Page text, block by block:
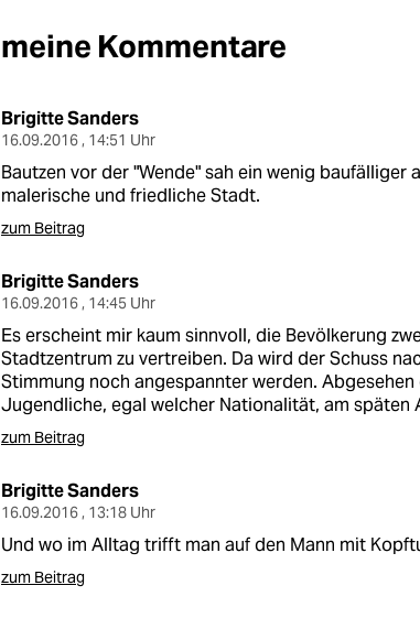
nord
wahrheit
verlag
veranstaltungen
shop
fragen & hilfe
unterstützen
abo
genossenschaft
epaper login
meine Kommentare
Brigitte Sanders
16.09.2016 , 14:51 Uhr
Bautzen vor der "Wende" sah ein wenig baufälliger
malerische und friedliche Stadt.
zum Beitrag
Brigitte Sanders
16.09.2016 , 14:45 Uhr
Es erscheint mir kaum sinnvoll, die Bevölkerung
Stadtzentrum zu vertreiben. Da wird der Schuss
Stimmung noch angespannter werden.
Jugendliche, egal welcher Nationalität, am späten
zum Beitrag
Brigitte Sanders
16.09.2016 , 13:18 Uhr
Und wo im Alltag trifft man auf den Mann mit
zum Beitrag